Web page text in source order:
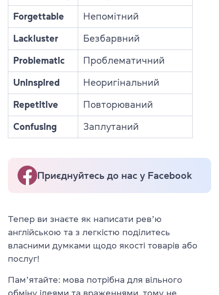
Forgettable Непомітний
Lackluster Безбарвний
Problematic Проблематичний
Uninspired Неоригінальний
Repetitive Повторюваний
Confusing Заплутаний
Приєднуйтесь до нас у Facebook
Тепер ви знаєте як написати ревʼю
англійською та з легкістю поділитесь
власними думками щодо якості товарів або
послуг!
Памʼятайте: мова потрібна для вільного
обміну ідеями та враженнями, тому не